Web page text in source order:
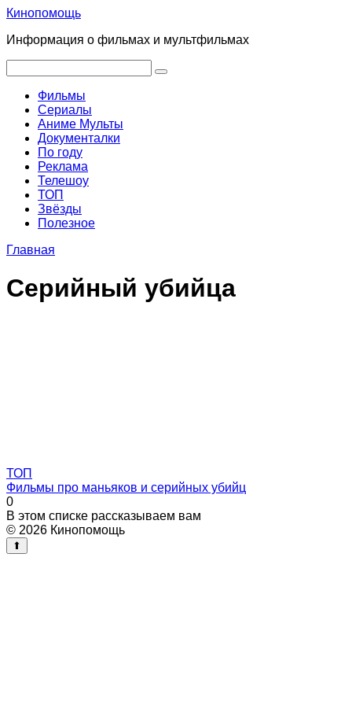
Перейти
контенту
Кинопомощь
Информация о фильмах и мультфильмах
Фильмы
Сериалы
Аниме Мульты
Документалки
По году
Реклама
Телешоу
ТОП
Звёзды
Полезное
Главная
Серийный убийца
ТОП
Фильмы про маньяков и серийных убийц
0
В этом списке рассказываем вам
© 2026 Кинопомощь